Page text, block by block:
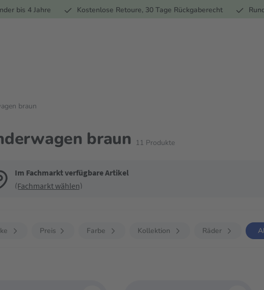
bis 4 Jahre Kostenlose Retoure, 30 Tage Rückgaberecht
braun
braun 11 Produkte
Im Fachmarkt verfügbare Artikel
(Fachmarkt wählen)
die Filter, um die Produktliste nach deinen Wünschen einzugrenzen. Du kannst
Preis Farbe Kollektion Räder